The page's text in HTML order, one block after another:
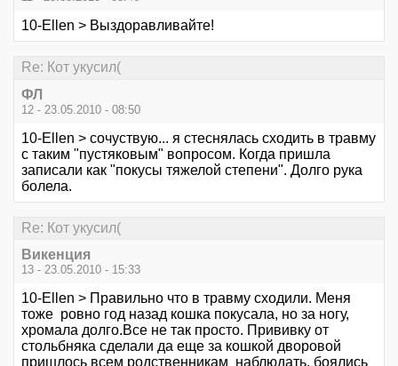
10-Ellen > Выздоравливайте!
Re: Кот укусил(
ФЛ
12 - 23.05.2010 - 08:50
10-Ellen > сочуствую... я стеснялась сходить в травму
с таким "пустяковым" вопросом. Когда пришла
записали как "покусы тяжелой степени". Долго рука
болела.
Re: Кот укусил(
Викенция
13 - 23.05.2010 - 15:33
10-Ellen > Правильно что в травму сходили. Меня
тоже ровно год назад кошка покусала, но за ногу,
хромала долго.Все не так просто. Прививку от
стольбняка сделали да еще за кошкой дворовой
пришлось всем родственникам наблюдать, боялись